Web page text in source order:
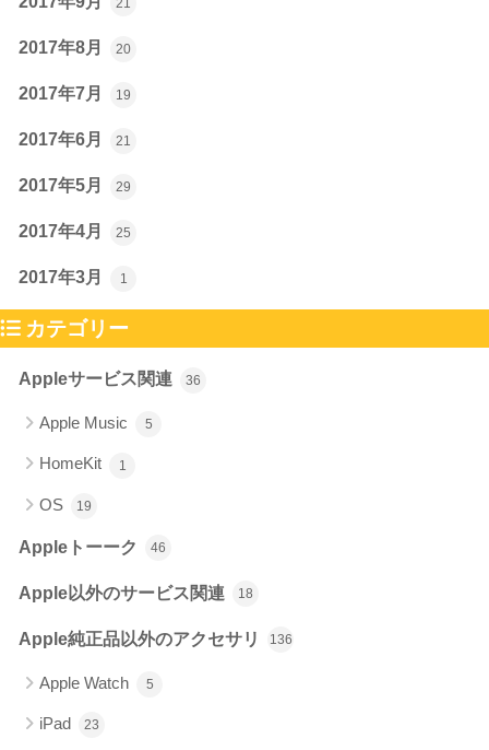
21
2017年8月 20
2017年7月 19
2017年6月 21
2017年5月 29
2017年4月 25
2017年3月 1
カテゴリー
Appleサービス関連 36
Apple Music 5
HomeKit 1
OS 19
Appleトーーク 46
Apple以外のサービス関連 18
Apple純正品以外のアクセサリ 136
Apple Watch 5
iPad 23